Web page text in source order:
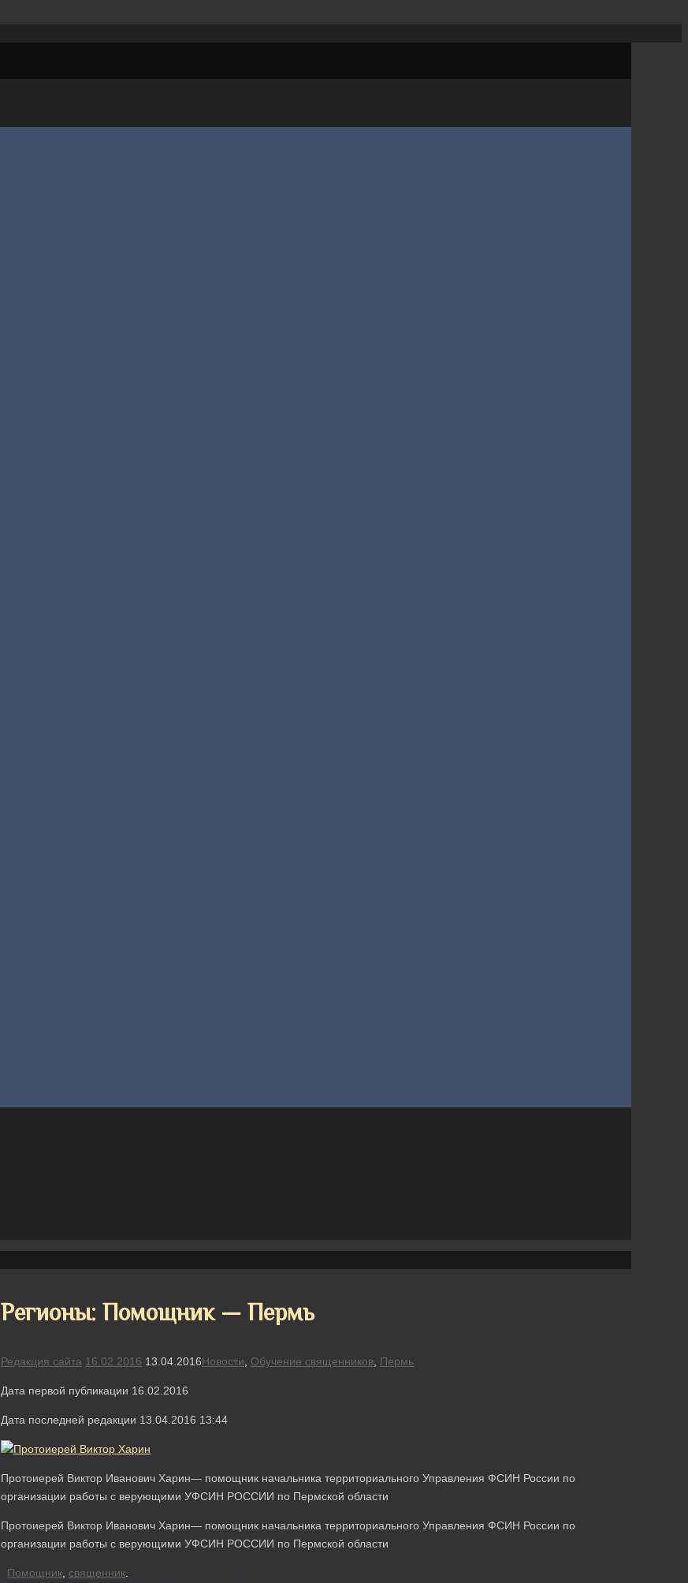
Регионы: Помощник — Пермь
Редакция сайта 16.02.2016 13.04.2016Новости Обучение священников Пермь
Дата первой публикации 16.02.2016
Дата последней редакции 13.04.2016 13:44
Протоиерей Виктор Иванович Харин— помощник начальника территориального Управления ФСИН России по
организации работы с верующими УФСИН РОССИИ по Пермской области
Протоиерей Виктор Иванович Харин— помощник начальника территориального Управления ФСИН России по
организации работы с верующими УФСИН РОССИИ по Пермской области
Помощник священник